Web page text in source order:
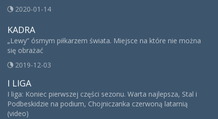
2020-01-14
KADRA
„Lewy” ósmym piłkarzem świata. Miejsce na które nie można
się obrażać
2019-12-03
I LIGA
I liga: Koniec pierwszej części sezonu. Warta najlepsza, Stal i
Podbeskidzie na podium, Chojniczanka czerwoną latarnią
(video)